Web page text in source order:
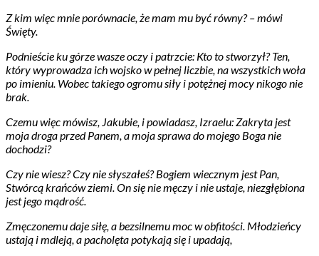
Z kim więc mnie porównacie, że mam mu być równy? – mówi
Święty.
Podnieście ku górze wasze oczy i patrzcie: Kto to stworzył? Ten,
który wyprowadza ich wojsko w pełnej liczbie, na wszystkich woła
po imieniu. Wobec takiego ogromu siły i potężnej mocy nikogo nie
brak.
Czemu więc mówisz, Jakubie, i powiadasz, Izraelu: Zakryta jest
moja droga przed Panem, a moja sprawa do mojego Boga nie
dochodzi?
Czy nie wiesz? Czy nie słyszałeś? Bogiem wiecznym jest Pan,
Stwórcą krańców ziemi. On się nie męczy i nie ustaje, niezgłębiona
jest jego mądrość.
Zmęczonemu daje siłę, a bezsilnemu moc w obfitości. Młodzieńcy
ustają i mdleją, a pacholęta potykają się i upadają,